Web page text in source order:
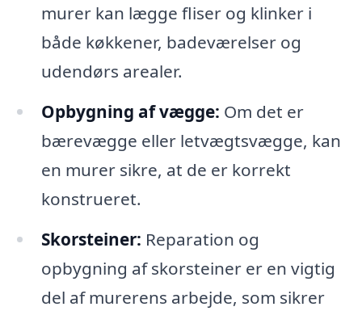
murer kan lægge fliser og klinker i
både køkkener, badeværelser og
udendørs arealer.
Opbygning af vægge: Om det er
bærevægge eller letvægtsvægge, kan
en murer sikre, at de er korrekt
konstrueret.
Skorsteiner: Reparation og
opbygning af skorsteiner er en vigtig
del af murerens arbejde, som sikrer